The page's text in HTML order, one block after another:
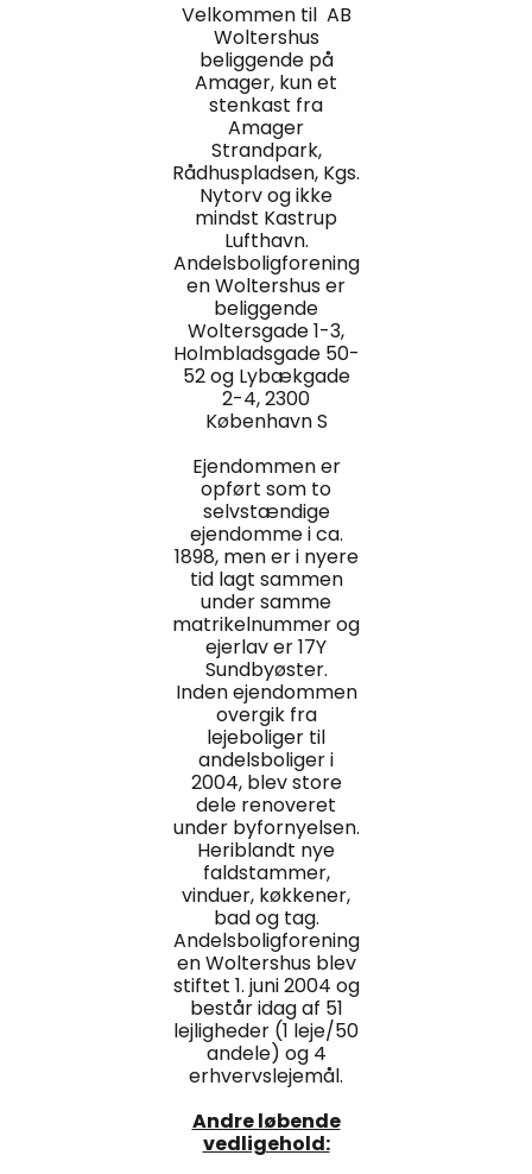
Velkommen til AB
Woltershus
beliggende på
Amager, kun et
stenkast fra
Amager
Strandpark,
Rådhuspladsen, Kgs.
Nytorv og ikke
mindst Kastrup
Lufthavn.
Andelsboligforening
en Woltershus er
beliggende
Woltersgade 1-3,
Holmbladsgade 50-
52 og Lybækgade
2-4, 2300
København S
Ejendommen er
opført som to
selvstændige
ejendomme i ca.
1898, men er i nyere
tid lagt sammen
under samme
matrikelnummer og
ejerlav er 17Y
Sundbyøster.
Inden ejendommen
overgik fra
lejeboliger til
andelsboliger i
2004, blev store
dele renoveret
under byfornyelsen.
Heriblandt nye
faldstammer,
vinduer, køkkener,
bad og tag.
Andelsboligforening
en Woltershus blev
stiftet 1. juni 2004 og
består idag af 51
lejligheder (1 leje/50
andele) og 4
erhvervslejemål.
Andre løbende
vedligehold: